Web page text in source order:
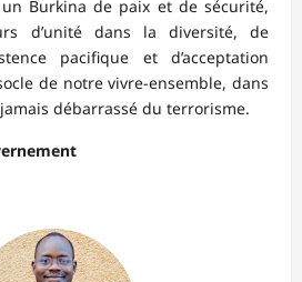
Burkina de paix et de sécurité,
d’unité dans la diversité, de
pacifique et d’acceptation
de notre vivre-ensemble, dans
débarrassé du terrorisme.